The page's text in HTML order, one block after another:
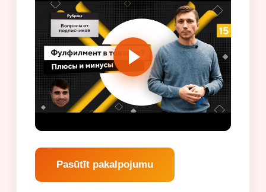
Pasūtīt pakalpojumu